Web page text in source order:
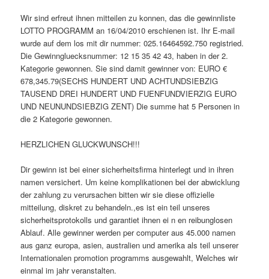
Wir sind erfreut ihnen mitteilen zu konnen, das die gewinnliste
LOTTO PROGRAMM an 16/04/2010 erschienen ist. Ihr E-mail
wurde auf dem los mit dir nummer: 025.16464592.750 registried.
Die Gewinngluecksnummer: 12 15 35 42 43, haben in der 2.
Kategorie gewonnen. Sie sind damit gewinner von: EURO €
678,345.79(SECHS HUNDERT UND ACHTUNDSIEBZIG
TAUSEND DREI HUNDERT UND FUENFUNDVIERZIG EURO
UND NEUNUNDSIEBZIG ZENT) Die summe hat 5 Personen in
die 2 Kategorie gewonnen.
HERZLICHEN GLUCKWUNSCH!!!
Dir gewinn ist bei einer sicherheitsfirma hinterlegt und in ihren
namen versichert. Um keine komplikationen bei der abwicklung
der zahlung zu verursachen bitten wir sie diese offizielle
mitteilung, diskret zu behandeln.,es ist ein teil unseres
sicherheitsprotokolls und garantiet ihnen ei n en reibunglosen
Ablauf. Alle gewinner werden per computer aus 45.000 namen
aus ganz europa, asien, australien und amerika als teil unserer
Internationalen promotion programms ausgewahlt, Welches wir
einmal im jahr veranstalten.